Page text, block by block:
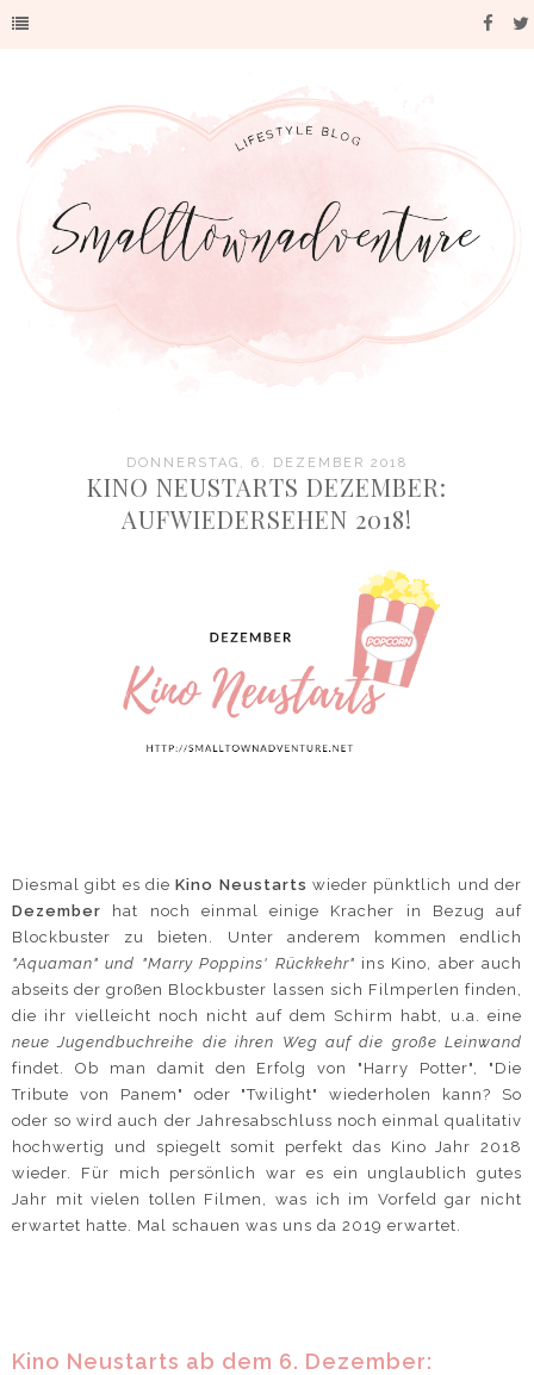
DONNERSTAG, 6. DEZEMBER 2018
KINO NEUSTARTS DEZEMBER:
AUFWIEDERSEHEN 2018!
Diesmal gibt es dieKino Neustarts wieder pünktlich und der
Dezember hat noch einmal einige Kracher in Bezug auf
Blockbuster zu bieten. Unter anderem kommen endlich
"Aquaman" und "Marry Poppins' Rückkehr" ins Kino, aber auch
abseits der großen Blockbuster lassen sich Filmperlen finden,
die ihr vielleicht noch nicht auf dem Schirm habt, u.a. eine
neue Jugendbuchreihe die ihren Weg auf die große Leinwand
findet. Ob man damit den Erfolg von "Harry Potter", "Die
Tribute von Panem" oder "Twilight" wiederholen kann? So
oder so wird auch der Jahresabschluss noch einmal qualitativ
hochwertig und spiegelt somit perfekt das Kino Jahr 2018
wieder. Für mich persönlich war es ein unglaublich gutes
Jahr mit vielen tollen Filmen, was ich im Vorfeld gar nicht
erwartet hatte. Mal schauen was uns da 2019 erwartet.
Kino Neustarts ab dem 6. Dezember: